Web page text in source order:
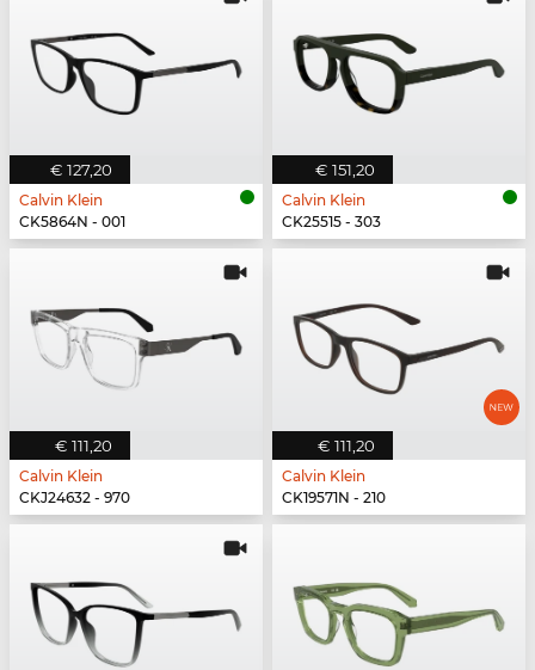
€ 127,20
Calvin Klein
CK5864N - 001
€ 151,20
Calvin Klein
CK25515 - 303
€ 111,20
Calvin Klein
CKJ24632 - 970
€ 111,20
Calvin Klein
CK19571N - 210